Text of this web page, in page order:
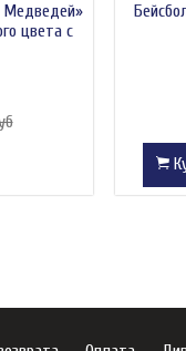
Медведей»
цвета с